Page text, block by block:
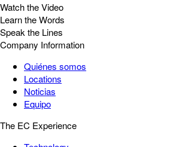
Watch the Video
Learn the Words
Speak the Lines
Company Information
Quiénes somos
Locations
Noticias
Equipo
The EC Experience